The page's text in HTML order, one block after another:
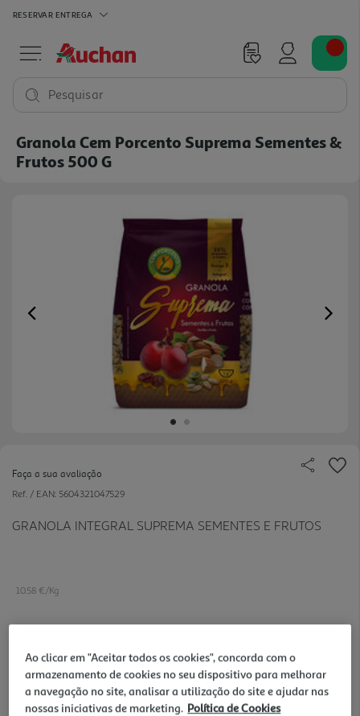
RESERVAR ENTREGA
Pesquisar
Granola Cem Porcento Suprema Sementes &
Frutos 500 G
Previous
Faça a sua avaliação
Ref. / EAN: 5604321047529
GRANOLA INTEGRAL SUPREMA SEMENTES E FRUTOS
10.58 €/Kg
5,29 €
Notas de preparação
Ao clicar em "Aceitar todos os cookies", concorda com o
armazenamento de cookies no seu dispositivo para melhorar
a navegação no site, analisar a utilização do site e ajudar nas
nossas iniciativas de marketing. Política de Cookies